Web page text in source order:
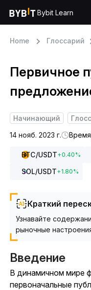
Bybit Learn
Home Глоссарий
Первичное
Начинающий
14 нояб. 2023 г.
BTC/USDT+0.40%
SOL/USDT+1.80%
Краткий
Узнавайте
рыночные
Введение
В динамичном мире
первоначальные